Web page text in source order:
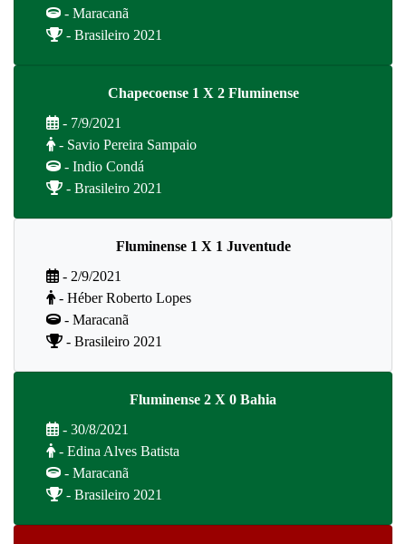
- Maracanã
- Brasileiro 2021
Chapecoense 1 X 2 Fluminense
- 7/9/2021
- Savio Pereira Sampaio
- Indio Condá
- Brasileiro 2021
Fluminense 1 X 1 Juventude
- 2/9/2021
- Héber Roberto Lopes
- Maracanã
- Brasileiro 2021
Fluminense 2 X 0 Bahia
- 30/8/2021
- Edina Alves Batista
- Maracanã
- Brasileiro 2021